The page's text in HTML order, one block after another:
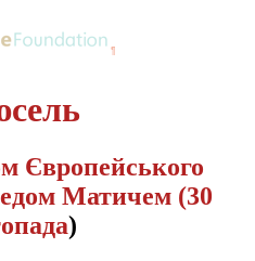
Європейського
Матичем (30
)